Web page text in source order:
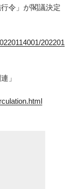
令」が閣議決定
202201
」